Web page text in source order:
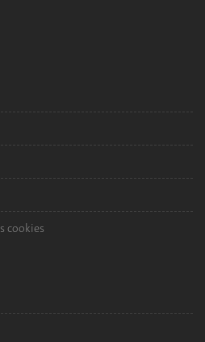
cookies